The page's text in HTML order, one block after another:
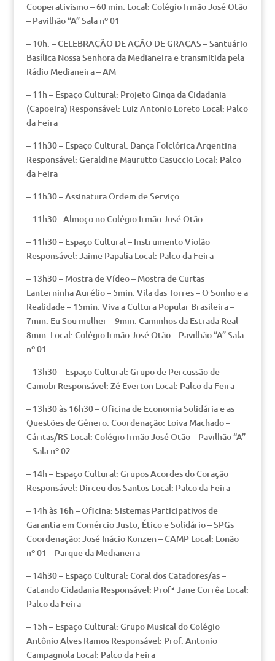
Cooperativismo – 60 min. Local: Colégio Irmão José Otão
– Pavilhão “A” Sala nº 01
– 10h. – CELEBRAÇÃO DE AÇÃO DE GRAÇAS – Santuário
Basílica Nossa Senhora da Medianeira e transmitida pela
Rádio Medianeira – AM
– 11h – Espaço Cultural: Projeto Ginga da Cidadania
(Capoeira) Responsável: Luiz Antonio Loreto Local: Palco
da Feira
– 11h30 – Espaço Cultural: Dança Folclórica Argentina
Responsável: Geraldine Maurutto Casuccio Local: Palco
da Feira
– 11h30 – Assinatura Ordem de Serviço
– 11h30 –Almoço no Colégio Irmão José Otão
– 11h30 – Espaço Cultural – Instrumento Violão
Responsável: Jaime Papalia Local: Palco da Feira
– 13h30 – Mostra de Vídeo – Mostra de Curtas
Lanterninha Aurélio – 5min. Vila das Torres – O Sonho e a
Realidade – 15min. Viva a Cultura Popular Brasileira –
7min. Eu Sou mulher – 9min. Caminhos da Estrada Real –
8min. Local: Colégio Irmão José Otão – Pavilhão “A” Sala
nº 01
– 13h30 – Espaço Cultural: Grupo de Percussão de
Camobi Responsável: Zé Everton Local: Palco da Feira
– 13h30 às 16h30 – Oficina de Economia Solidária e as
Questões de Gênero. Coordenação: Loiva Machado –
Cáritas/RS Local: Colégio Irmão José Otão – Pavilhão “A”
– Sala nº 02
– 14h – Espaço Cultural: Grupos Acordes do Coração
Responsável: Dirceu dos Santos Local: Palco da Feira
– 14h às 16h – Oficina: Sistemas Participativos de
Garantia em Comércio Justo, Ético e Solidário – SPGs
Coordenação: José Inácio Konzen – CAMP Local: Lonão
nº 01 – Parque da Medianeira
– 14h30 – Espaço Cultural: Coral dos Catadores/as –
Catando Cidadania Responsável: Profª Jane Corrêa Local:
Palco da Feira
– 15h – Espaço Cultural: Grupo Musical do Colégio
Antônio Alves Ramos Responsável: Prof. Antonio
Campagnola Local: Palco da Feira